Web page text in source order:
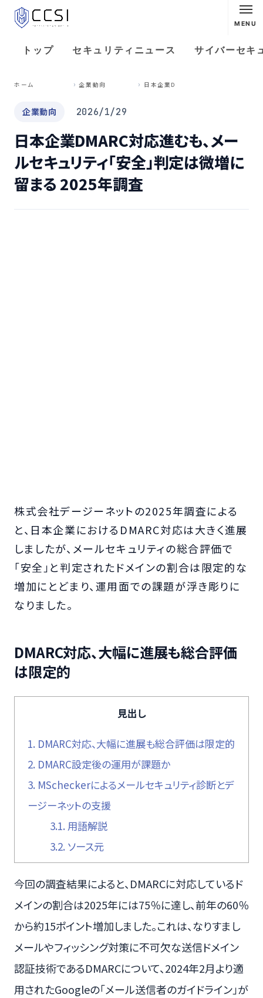
MENU
トップ セキュリティニュース サイバーセキ
ホーム 企業動向
企業動向 2026/1/29
日本企業DMARC対応進むも、メー
ルセキュリティ「安全」判定は微増に
留まる 2025年調査
株式会社デージーネットの2025年調査による
と、日本企業におけるDMARC対応は大きく進展
しましたが、メールセキュリティの総合評価で
「安全」と判定されたドメインの割合は限定的な
増加にとどまり、運用面での課題が浮き彫りに
なりました。
DMARC対応、大幅に進展も総合評価
は限定的
見出し
1. DMARC対応、大幅に進展も総合評価は限定的
2. DMARC設定後の運用が課題か
3. MScheckerによるメールセキュリティ診断とデ
ージーネットの支援
3.1. 用語解説
3.2. ソース元
今回の調査結果によると、DMARCに対応しているド
メインの割合は2025年には75％に達し、前年の60％
から約15ポイント増加しました。これは、なりすまし
メールやフィッシング対策に不可欠な送信ドメイン
認証技術であるDMARCについて、2024年2月より適
用されたGoogleの「メール送信者のガイドライン」が